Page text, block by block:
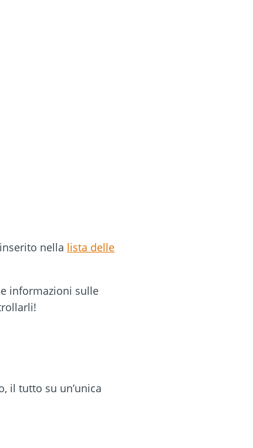
nella lista delle
informazioni sulle
il tutto su un’unica